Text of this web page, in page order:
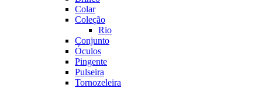
Colar
Coleção
Rio
Conjunto
Óculos
Pingente
Pulseira
Tornozeleira